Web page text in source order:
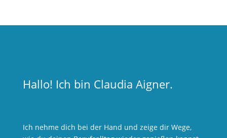
Hallo! Ich bin Claudia Aigner.
Ich nehme dich bei der Hand und zeige dir Wege,